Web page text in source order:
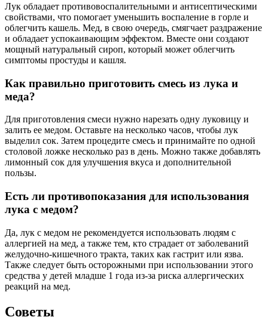
Лук обладает противовоспалительными и антисептическими
свойствами, что помогает уменьшить воспаление в горле и
облегчить кашель. Мед, в свою очередь, смягчает раздражение
и обладает успокаивающим эффектом. Вместе они создают
мощный натуральный сироп, который может облегчить
симптомы простуды и кашля.
Как правильно приготовить смесь из лука и
меда?
Для приготовления смеси нужно нарезать одну луковицу и
залить ее медом. Оставьте на несколько часов, чтобы лук
выделил сок. Затем процедите смесь и принимайте по одной
столовой ложке несколько раз в день. Можно также добавлять
лимонный сок для улучшения вкуса и дополнительной
пользы.
Есть ли противопоказания для использования
лука с медом?
Да, лук с медом не рекомендуется использовать людям с
аллергией на мед, а также тем, кто страдает от заболеваний
желудочно-кишечного тракта, таких как гастрит или язва.
Также следует быть осторожными при использовании этого
средства у детей младше 1 года из-за риска аллергических
реакций на мед.
Советы